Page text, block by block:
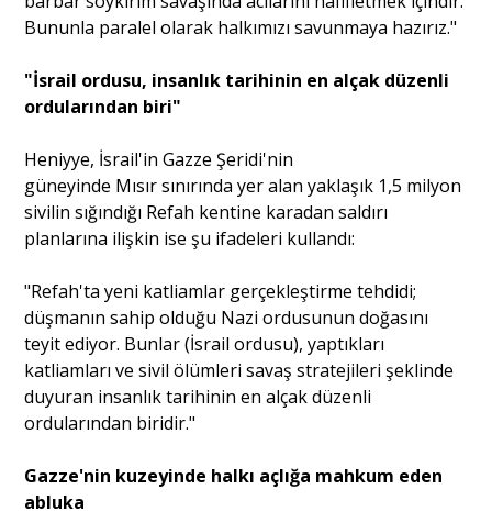
Bununla paralel olarak halkımızı savunmaya hazırız."
"İsrail ordusu, insanlık tarihinin en alçak düzenli
ordularından biri"
Heniyye, İsrail'in Gazze Şeridi'nin
güneyinde Mısır sınırında yer alan yaklaşık 1,5 milyon
sivilin sığındığı Refah kentine karadan saldırı
planlarına ilişkin ise şu ifadeleri kullandı:
"Refah'ta yeni katliamlar gerçekleştirme tehdidi;
düşmanın sahip olduğu Nazi ordusunun doğasını
teyit ediyor. Bunlar (İsrail ordusu), yaptıkları
katliamları ve sivil ölümleri savaş stratejileri şeklinde
duyuran insanlık tarihinin en alçak düzenli
ordularından biridir."
Gazze'nin kuzeyinde halkı açlığa mahkum eden
abluka